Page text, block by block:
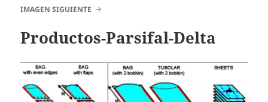
IMAGEN SIGUIENTE
Productos-Parsifal-Delta